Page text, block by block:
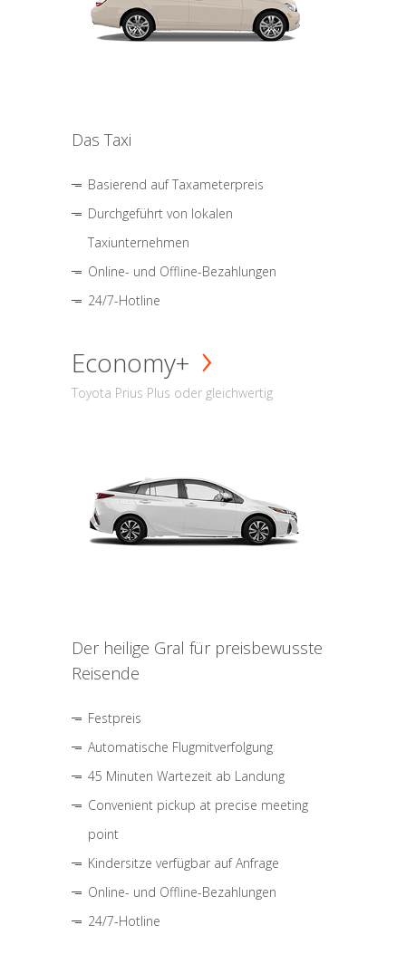
Das Taxi
Basierend auf Taxameterpreis
Durchgeführt von lokalen
Taxiunternehmen
Online- und Offline-Bezahlungen
24/7-Hotline
Economy+
Toyota Prius Plus oder gleichwertig
Der heilige Gral für preisbewusste
Reisende
Festpreis
Automatische Flugmitverfolgung
45 Minuten Wartezeit ab Landung
Convenient pickup at precise meeting
point
Kindersitze verfügbar auf Anfrage
Online- und Offline-Bezahlungen
24/7-Hotline